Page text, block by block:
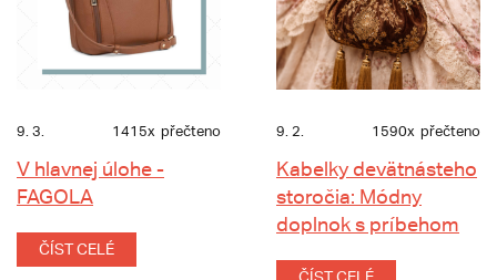
9. 3. 1415x přečteno
V hlavnej úlohe -
FAGOLA
ČÍST CELÉ
9. 2. 1590x přečteno
Kabelky devätnásteho
storočia: Módny
doplnok s príbehom